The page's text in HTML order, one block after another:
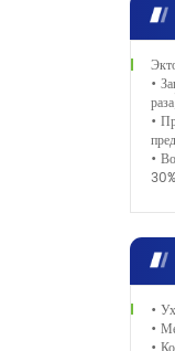
•
•
•
•
•